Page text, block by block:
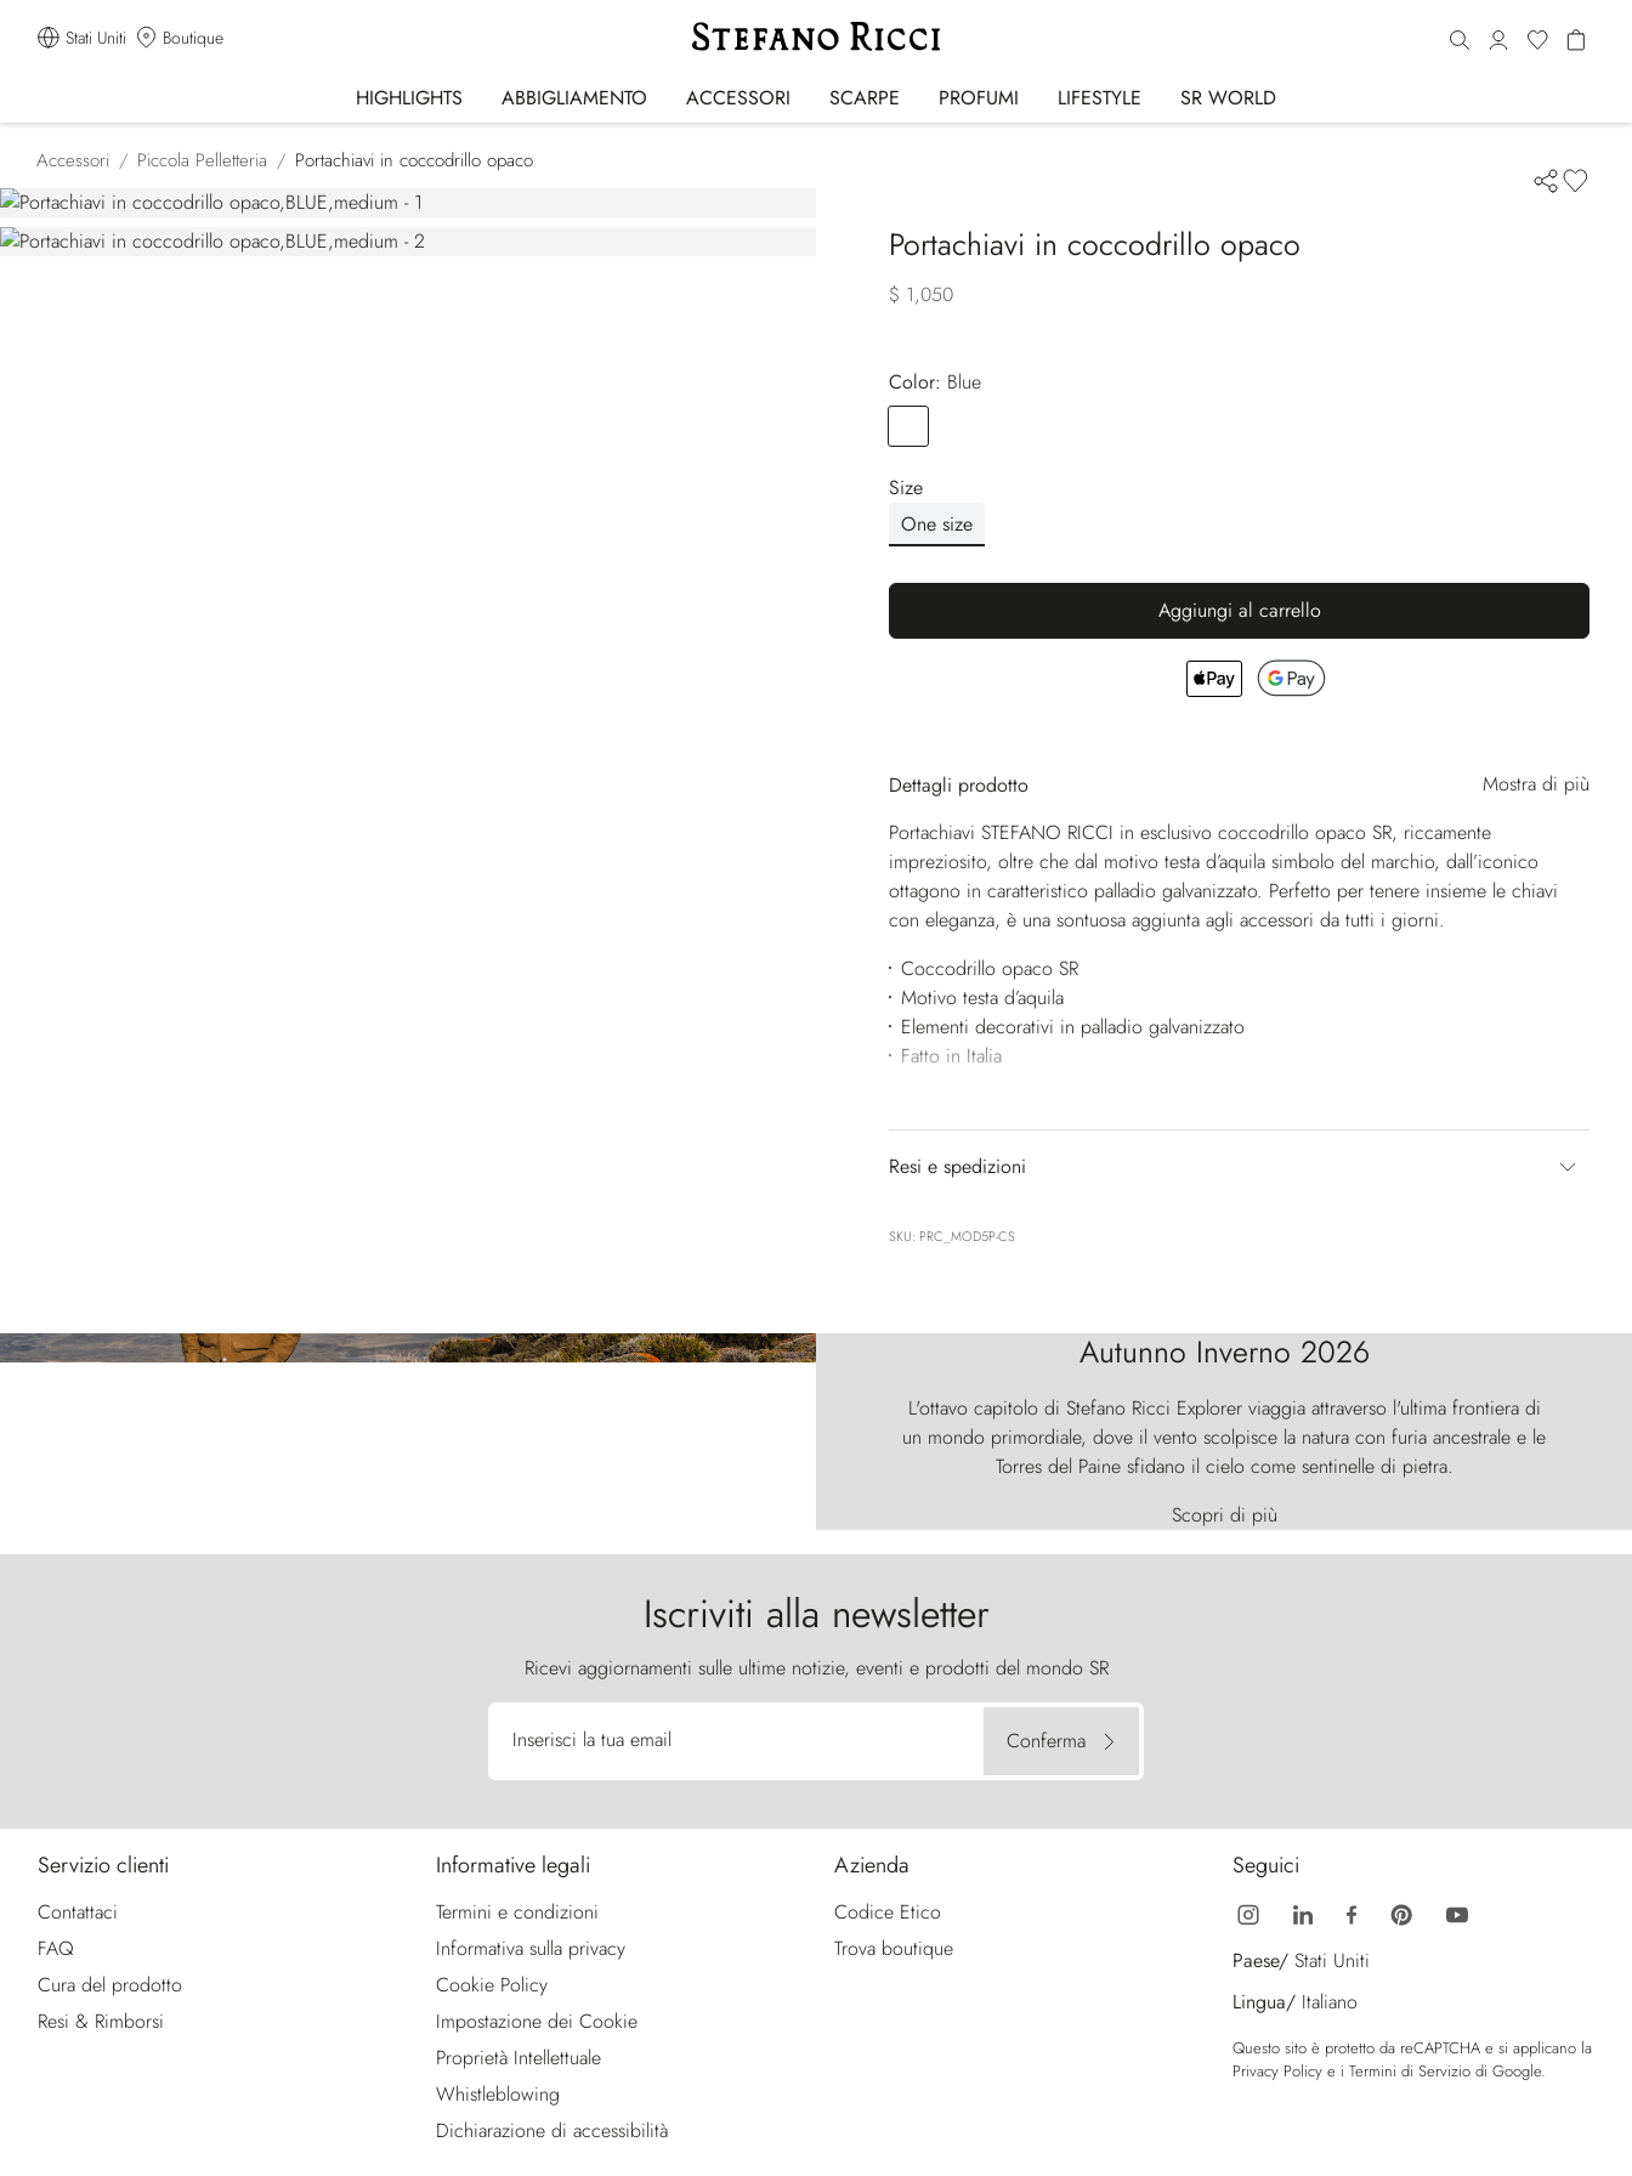
Stati Uniti Boutique
HIGHLIGHTS ABBIGLIAMENTO ACCESSORI SCARPE PROFUMI LIFESTYLE SR WORLD
Accessori Piccola Pelletteria Portachiavi in coccodrillo opaco
Portachiavi in coccodrillo opaco
$ 1,050
Color:
blue
Size
One size
Aggiungi al carrello
Dettagli prodotto
Mostra di più
Portachiavi STEFANO RICCI in esclusivo coccodrillo opaco SR, riccamente
impreziosito, oltre che dal motivo testa d’aquila simbolo del marchio, dall’iconico
ottagono in caratteristico palladio galvanizzato. Perfetto per tenere insieme le chiavi
con eleganza, è una sontuosa aggiunta agli accessori da tutti i giorni.
Coccodrillo opaco SR
Motivo testa d’aquila
Elementi decorativi in palladio galvanizzato
Fatto in Italia
Resi e spedizioni
SKU: PRC_MOD5P-CS
Autunno Inverno 2026
L'ottavo capitolo di Stefano Ricci Explorer viaggia attraverso l'ultima frontiera di
un mondo primordiale, dove il vento scolpisce la natura con furia ancestrale e le
Torres del Paine sfidano il cielo come sentinelle di pietra.
Scopri di più
Iscriviti alla newsletter
Ricevi aggiornamenti sulle ultime notizie, eventi e prodotti del mondo SR
Inserisci la tua email Conferma
Servizio clienti
Contattaci
FAQ
Cura del prodotto
Resi & Rimborsi
Informative legali
Termini e condizioni
Informativa sulla privacy
Cookie Policy
Impostazione dei Cookie
Proprietà Intellettuale
Whistleblowing
Dichiarazione di accessibilità
Azienda
Codice Etico
Trova boutique
Seguici
Paese/ Stati Uniti
Lingua/ Italiano
Questo sito è protetto da reCAPTCHA e si applicano la
Privacy Policy e i Termini di Servizio di Google.